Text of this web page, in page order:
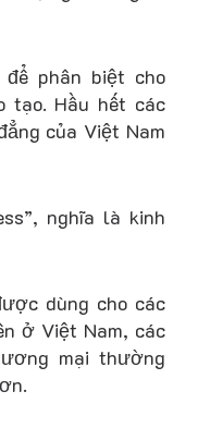
phân biệt cho
tạo. Hầu hết các
của Việt Nam
nghĩa là kinh
dùng cho các
ở Việt Nam, các
mại thường